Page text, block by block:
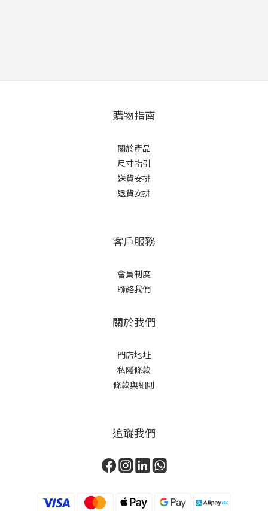
購物指南
關於產品
尺寸指引
送貨安排
退貨安排
客戶服務
會員制度
聯絡我們
關於我們
門店地址
私隱條款
條款與細則
追蹤我們